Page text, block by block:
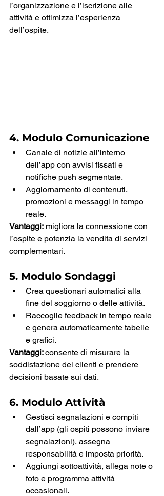
l’organizzazione e l’iscrizione alle
attività e ottimizza l’esperienza
dell’ospite.
4. Modulo Comunicazione
Canale di notizie all’interno
dell’app con avvisi fissati e
notifiche push segmentate.
Aggiornamento di contenuti,
promozioni e messaggi in tempo
reale.
Vantaggi: migliora la connessione con
l’ospite e potenzia la vendita di servizi
complementari.
5. Modulo Sondaggi
Crea questionari automatici alla
fine del soggiorno o delle attività.
Raccoglie feedback in tempo reale
e genera automaticamente tabelle
e grafici.
Vantaggi: consente di misurare la
soddisfazione dei clienti e prendere
decisioni basate sui dati.
6. Modulo Attività
Gestisci segnalazioni e compiti
dall’app (gli ospiti possono inviare
segnalazioni), assegna
responsabilità e imposta priorità.
Aggiungi sottoattività, allega note o
foto e programma attività
occasionali.